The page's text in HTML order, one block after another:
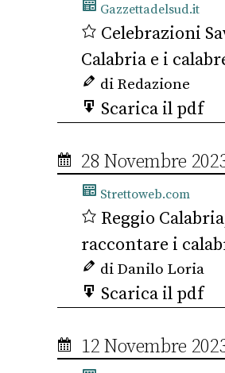
Gazzettadelsud.it
Celebrazioni
Calabria e i
di Redazione
Scarica il pdf
28 Novembre
Strettoweb.com
Reggio
raccontare i
di Danilo Loria
Scarica il pdf
12 Novembre